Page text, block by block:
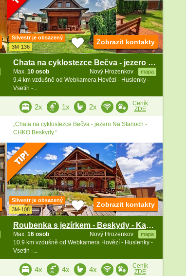
Silvestr je obsazený
3M-136
Chata na cyklostezce Bečva - jezero Na Stanoch
Nový Hrozenkov mapa
Max. 10 osob
9.4 km vzdušně od Webkamera Hovězí - Huslenky -
Vsetín -...
Zobrazit kontakty
2x 1x 2x
Ceník
ZDE
„Chata na cyklostezce Bečva - jezero Na Stanoch -
CHKO Beskydy.“
Silvestr je obsazený
3M-108
Roubenka s jezírkem - Beskydy - Karolinka
Nový Hrozenkov mapa
Max. 16 osob
10.9 km vzdušně od Webkamera Hovězí - Huslenky -
Vsetín -...
Zobrazit kontakty
4x 4x 4x
Ceník
ZDE